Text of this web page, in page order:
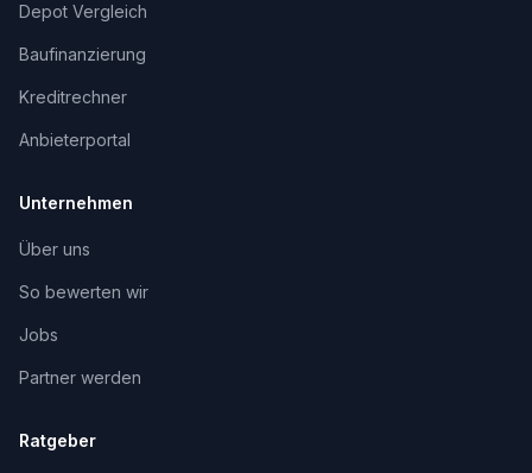
Depot Vergleich
Baufinanzierung
Kreditrechner
Anbieterportal
Unternehmen
Über uns
So bewerten wir
Jobs
Partner werden
Ratgeber